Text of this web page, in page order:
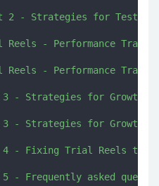
- Strategies for
- Performance
- Performance
Strategies for
- Strategies for
Fixing Trial Reels that
Frequently asked